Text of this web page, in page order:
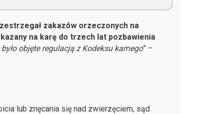
zakazów orzeczonych na
na karę do trzech lat pozbawienia
objęte regulacją z Kodeksu karnego” –
lub znęcania się nad zwierzęciem, sąd